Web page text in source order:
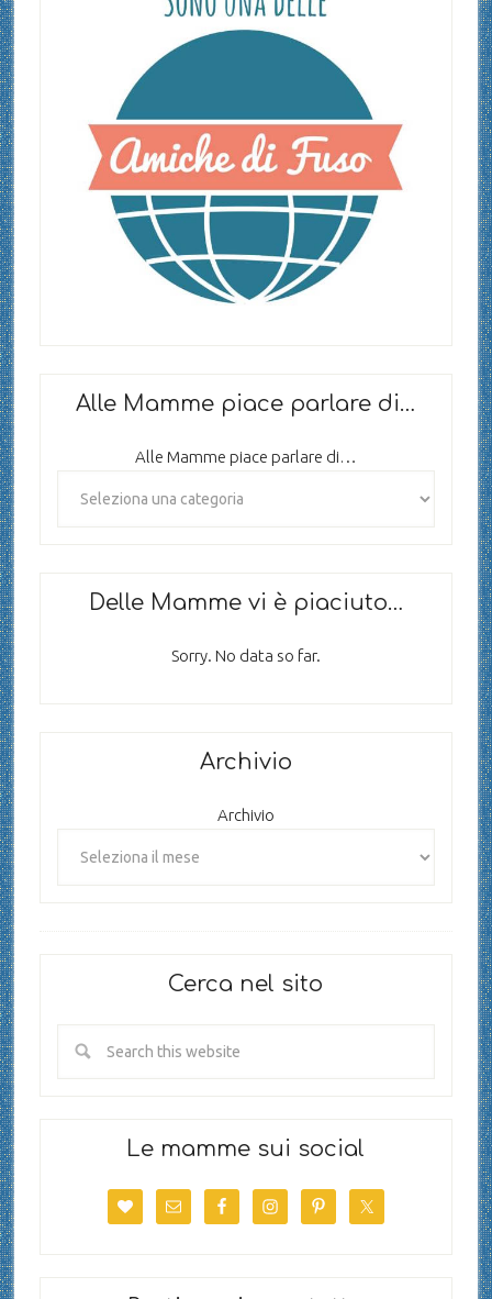
Alle Mamme piace parlare di…
Alle Mamme piace parlare di…
Delle Mamme vi è piaciuto…
Sorry. No data so far.
Archivio
Archivio
Cerca nel sito
Le mamme sui social